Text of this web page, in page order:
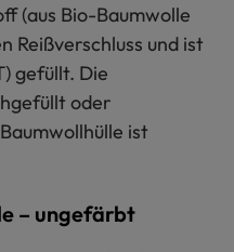
(aus Bio-Baumwolle
Reißverschluss und ist
gefüllt. Die
oder
ist
– ungefärbt